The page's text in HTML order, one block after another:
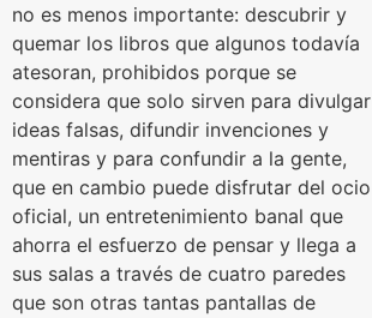
no es menos importante: descubrir y
quemar los libros que algunos todavía
atesoran, prohibidos porque se
considera que solo sirven para divulgar
ideas falsas, difundir invenciones y
mentiras y para confundir a la gente,
que en cambio puede disfrutar del ocio
oficial, un entretenimiento banal que
ahorra el esfuerzo de pensar y llega a
sus salas a través de cuatro paredes
que son otras tantas pantallas de